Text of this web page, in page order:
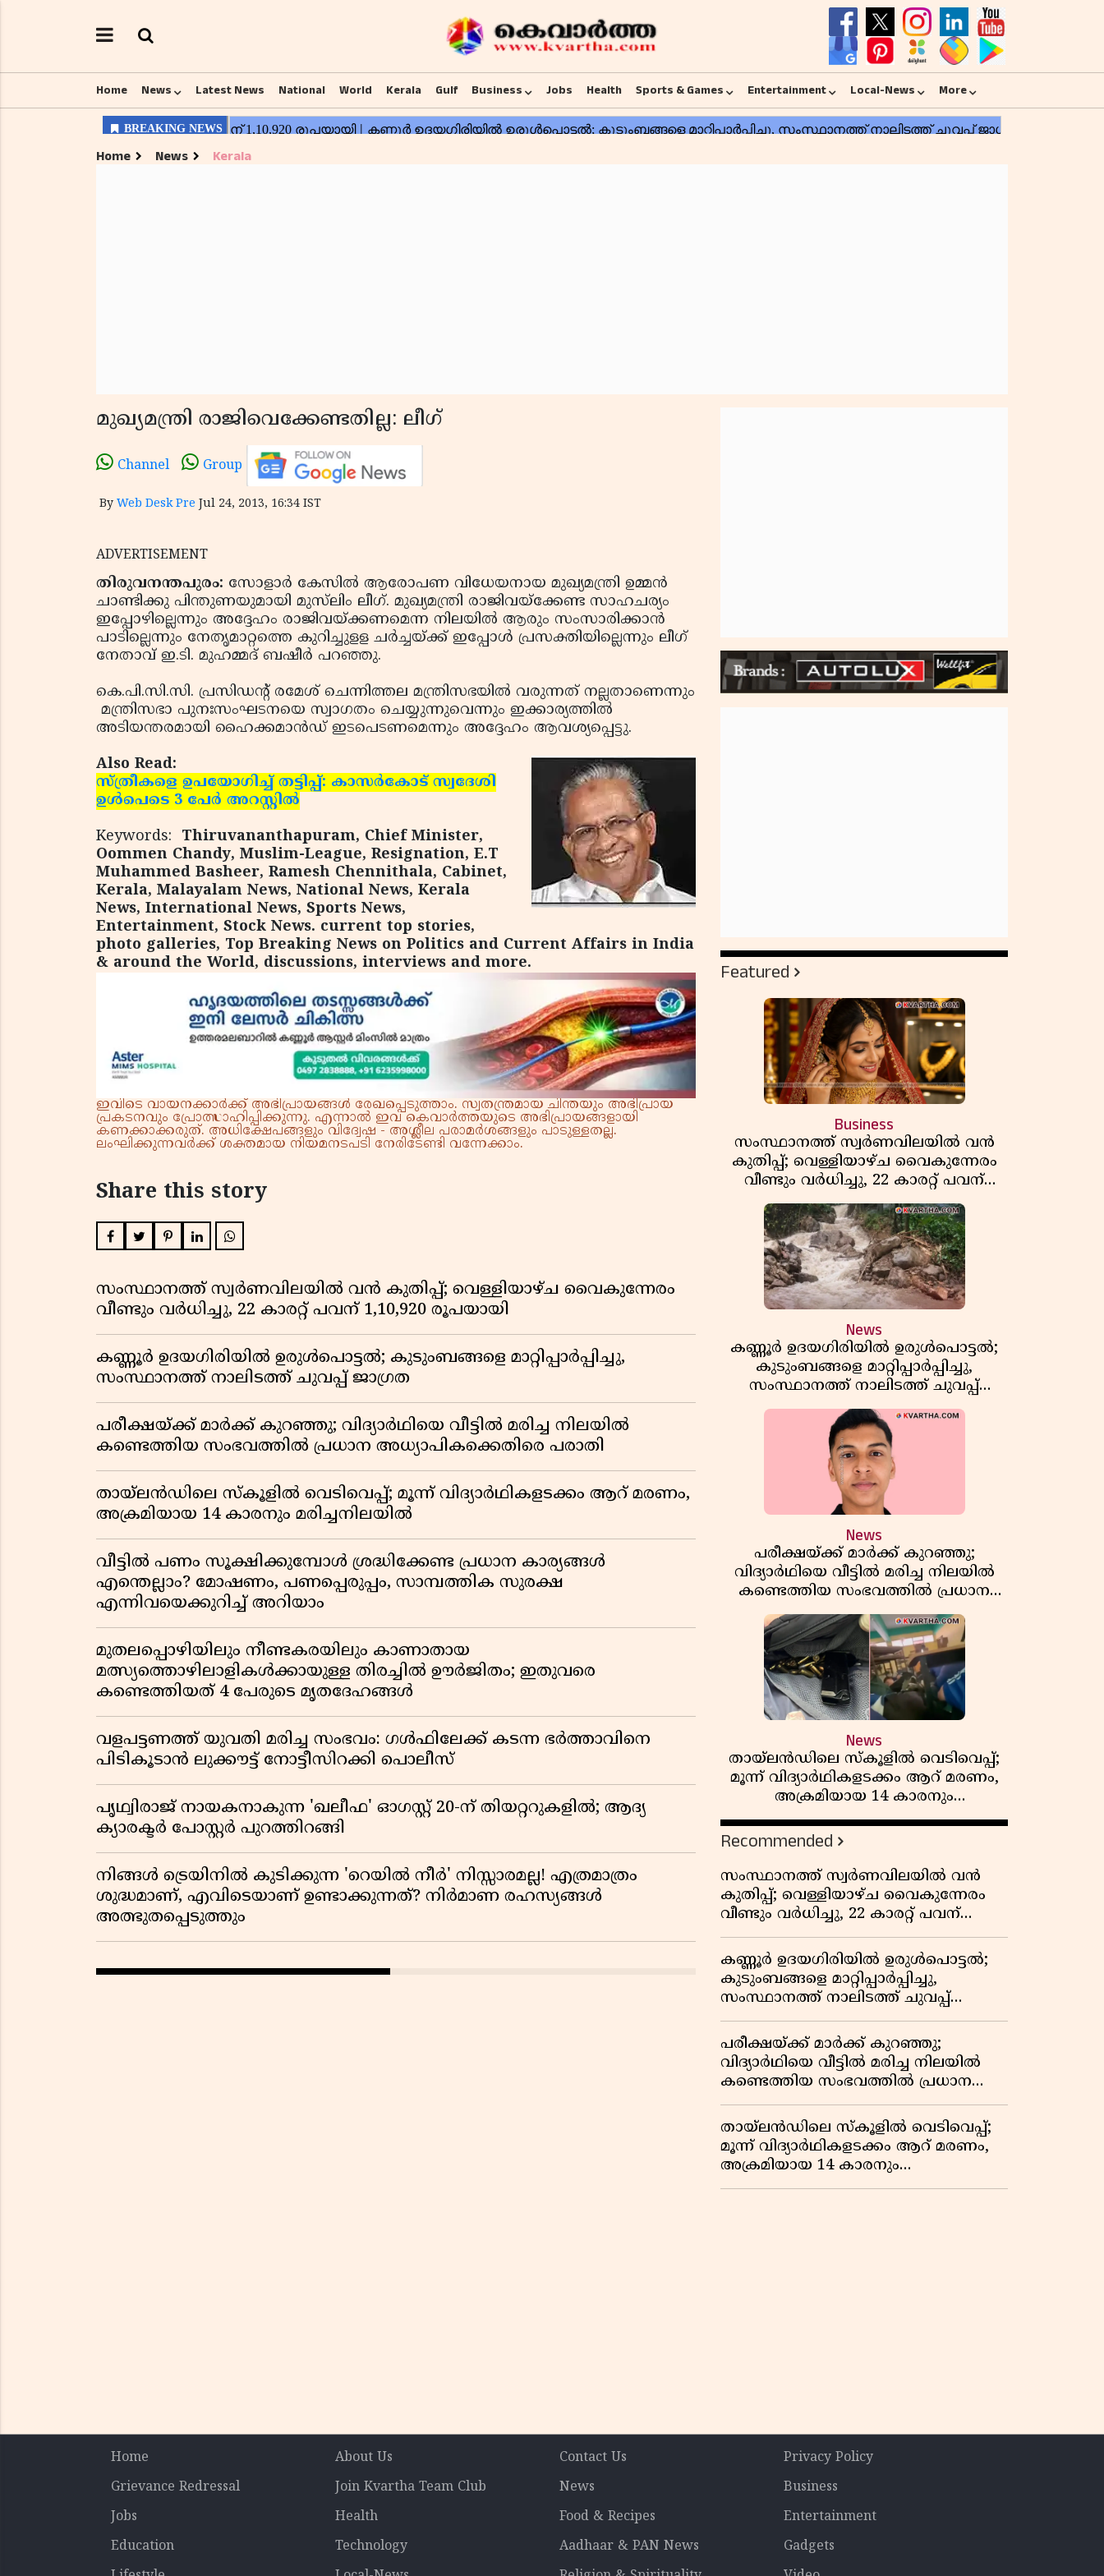
Home News Latest News National World Kerala Gulf Business Jobs Health Sports & Games Entertainment Local-News More
Home News Kerala
മുഖ്യമന്ത്രി രാജിവെക്കേണ്ടതില്ല: ലീഗ്
Channel Group
By Web Desk Pre Jul 24, 2013, 16:34 IST
ADVERTISEMENT
തിരുവനന്തപുരം: സോളാര്‍ കേസില്‍ ആരോപണ വിധേയനായ മുഖ്യമന്ത്രി ഉമ്മന്‍
ചാണ്ടിക്കു പിന്തുണയുമായി മുസ്‌ലിം ലീഗ്. മുഖ്യമന്ത്രി രാജിവയ്‌ക്കേണ്ട സാഹചര്യം
ഇപ്പോഴില്ലെന്നും അദ്ദേഹം രാജിവയ്ക്കണമെന്ന നിലയില്‍ ആരും സംസാരിക്കാന്‍
പാടില്ലെന്നും നേതൃമാറ്റത്തെ കുറിച്ചുളള ചര്‍ച്ചയ്ക്ക് ഇപ്പോള്‍ പ്രസക്തിയില്ലെന്നും ലീഗ്
നേതാവ് ഇ.ടി. മുഹമ്മദ് ബഷീര്‍ പറഞ്ഞു.
കെ.പി.സി.സി. പ്രസിഡന്റ് രമേശ് ചെന്നിത്തല മന്ത്രിസഭയില്‍ വരുന്നത് നല്ലതാണെന്നും
മന്ത്രിസഭാ പുനഃസംഘടനയെ സ്വാഗതം ചെയ്യുന്നുവെന്നും ഇക്കാര്യത്തില്‍
അടിയന്തരമായി ഹൈക്കമാന്‍ഡ് ഇടപെടണമെന്നും അദ്ദേഹം ആവശ്യപ്പെട്ടു.
Also Read:
സ്ത്രീകളെ ഉപയോഗിച്ച് തട്ടിപ്പ്: കാസര്‍കോട് സ്വദേശി
ഉള്‍പെടെ 3 പേര്‍ അറസ്റ്റില്‍
Keywords: Thiruvananthapuram, Chief Minister,
Oommen Chandy, Muslim-League, Resignation, E.T
Muhammed Basheer, Ramesh Chennithala, Cabinet,
Kerala, Malayalam News, National News, Kerala
News, International News, Sports News,
Entertainment, Stock News. current top stories,
photo galleries, Top Breaking News on Politics and Current Affairs in India
& around the World, discussions, interviews and more.
ഇവിടെ വായനക്കാർക്ക് അഭിപ്രായങ്ങൾ രേഖപ്പെടുത്താം. സ്വതന്ത്രമായ ചിന്തയും അഭിപ്രായ
പ്രകടനവും പ്രോത്സാഹിപ്പിക്കുന്നു. എന്നാൽ ഇവ കെവാർത്തയുടെ അഭിപ്രായങ്ങളായി
കണക്കാക്കരുത്. അധിക്ഷേപങ്ങളും വിദ്വേഷ - അശ്ലീല പരാമർശങ്ങളും പാടുള്ളതല്ല.
ലംഘിക്കുന്നവർക്ക് ശക്തമായ നിയമനടപടി നേരിടേണ്ടി വന്നേക്കാം.
Share this story
സംസ്ഥാനത്ത് സ്വർണവിലയിൽ വൻ കുതിപ്പ്; വെള്ളിയാഴ്ച വൈകുന്നേരം
വീണ്ടും വർധിച്ചു, 22 കാരറ്റ് പവന് 1,10,920 രൂപയായി
കണ്ണൂർ ഉദയഗിരിയിൽ ഉരുൾപൊട്ടൽ; കുടുംബങ്ങളെ മാറ്റിപ്പാർപ്പിച്ചു,
സംസ്ഥാനത്ത് നാലിടത്ത് ചുവപ്പ് ജാഗ്രത
പരീക്ഷയ്ക്ക് മാർക്ക് കുറഞ്ഞു; വിദ്യാർഥിയെ വീട്ടിൽ മരിച്ച നിലയിൽ
കണ്ടെത്തിയ സംഭവത്തിൽ പ്രധാന അധ്യാപികക്കെതിരെ പരാതി
തായ്‌ലൻഡിലെ സ്‌കൂളിൽ വെടിവെപ്പ്; മൂന്ന് വിദ്യാർഥികളടക്കം ആറ് മരണം,
അക്രമിയായ 14 കാരനും മരിച്ചനിലയിൽ
വീട്ടിൽ പണം സൂക്ഷിക്കുമ്പോൾ ശ്രദ്ധിക്കേണ്ട പ്രധാന കാര്യങ്ങൾ
എന്തെല്ലാം? മോഷണം, പണപ്പെരുപ്പം, സാമ്പത്തിക സുരക്ഷ
എന്നിവയെക്കുറിച്ച് അറിയാം
മുതലപ്പൊഴിയിലും നീണ്ടകരയിലും കാണാതായ
മത്സ്യത്തൊഴിലാളികൾക്കായുള്ള തിരച്ചിൽ ഊർജിതം; ഇതുവരെ
കണ്ടെത്തിയത് 4 പേരുടെ മൃതദേഹങ്ങൾ
വളപട്ടണത്ത് യുവതി മരിച്ച സംഭവം: ഗൾഫിലേക്ക് കടന്ന ഭർത്താവിനെ
പിടികൂടാൻ ലുക്കൗട്ട് നോട്ടീസിറക്കി പൊലീസ്
പൃഥ്വിരാജ് നായകനാകുന്ന 'ഖലീഫ' ഓഗസ്റ്റ് 20-ന് തിയറ്ററുകളിൽ; ആദ്യ
ക്യാരക്ടർ പോസ്റ്റർ പുറത്തിറങ്ങി
നിങ്ങൾ ട്രെയിനിൽ കുടിക്കുന്ന 'റെയിൽ നീർ' നിസ്സാരമല്ല! എത്രമാത്രം
ശുദ്ധമാണ്, എവിടെയാണ് ഉണ്ടാക്കുന്നത്? നിർമാണ രഹസ്യങ്ങൾ
അത്ഭുതപ്പെടുത്തും
Featured
Business
സംസ്ഥാനത്ത് സ്വർണവിലയിൽ വൻ
കുതിപ്പ്; വെള്ളിയാഴ്ച വൈകുന്നേരം
വീണ്ടും വർധിച്ചു, 22 കാരറ്റ് പവന്
1,10,920 രൂപയായി
News
കണ്ണൂർ ഉദയഗിരിയിൽ ഉരുൾപൊട്ടൽ;
കുടുംബങ്ങളെ മാറ്റിപ്പാർപ്പിച്ചു,
സംസ്ഥാനത്ത് നാലിടത്ത് ചുവപ്പ്
ജാഗ്രത
News
പരീക്ഷയ്ക്ക് മാർക്ക് കുറഞ്ഞു;
വിദ്യാർഥിയെ വീട്ടിൽ മരിച്ച നിലയിൽ
കണ്ടെത്തിയ സംഭവത്തിൽ പ്രധാന
അധ്യാപികക്കെതിരെ പരാതി
News
തായ്‌ലൻഡിലെ സ്‌കൂളിൽ വെടിവെപ്പ്;
മൂന്ന് വിദ്യാർഥികളടക്കം ആറ് മരണം,
അക്രമിയായ 14 കാരനും
മരിച്ചനിലയിൽ
Recommended
സംസ്ഥാനത്ത് സ്വർണവിലയിൽ വൻ
കുതിപ്പ്; വെള്ളിയാഴ്ച വൈകുന്നേരം
വീണ്ടും വർധിച്ചു, 22 കാരറ്റ് പവന്
1,10,920 രൂപയായി
കണ്ണൂർ ഉദയഗിരിയിൽ ഉരുൾപൊട്ടൽ;
കുടുംബങ്ങളെ മാറ്റിപ്പാർപ്പിച്ചു,
സംസ്ഥാനത്ത് നാലിടത്ത് ചുവപ്പ്
ജാഗ്രത
പരീക്ഷയ്ക്ക് മാർക്ക് കുറഞ്ഞു;
വിദ്യാർഥിയെ വീട്ടിൽ മരിച്ച നിലയിൽ
കണ്ടെത്തിയ സംഭവത്തിൽ പ്രധാന
അധ്യാപികക്കെതിരെ പരാതി
തായ്‌ലൻഡിലെ സ്‌കൂളിൽ വെടിവെപ്പ്;
മൂന്ന് വിദ്യാർഥികളടക്കം ആറ് മരണം,
അക്രമിയായ 14 കാരനും
മരിച്ചനിലയിൽ
Home About Us Contact Us
Privacy Policy
Grievance Redressal
Join Kvartha Team Club News
Business
Jobs
Health Food & Recipes
Entertainment
Education
Technology Aadhaar & PAN News
Gadgets